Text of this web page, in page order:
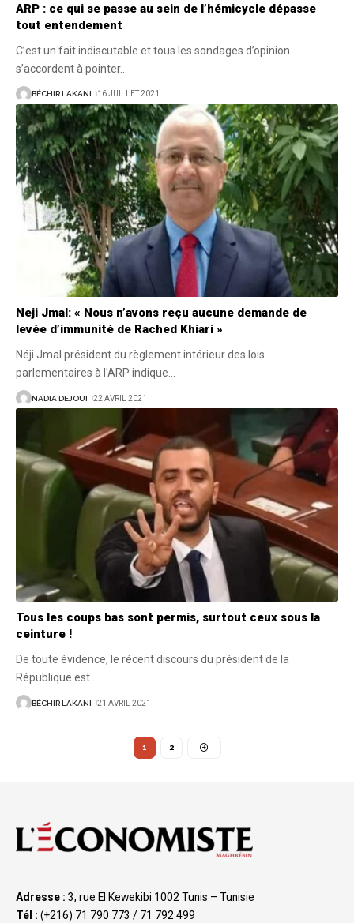
ARP : ce qui se passe au sein de l’hémicycle dépasse
tout entendement
C’est un fait indiscutable et tous les sondages d’opinion
s’accordent à pointer…
BÉCHIR LAKANI 16 JUILLET 2021
Neji Jmal: « Nous n’avons reçu aucune demande de
levée d’immunité de Rached Khiari »
Néji Jmal président du règlement intérieur des lois
parlementaires à l'ARP indique…
NADIA DEJOUI 22 AVRIL 2021
Tous les coups bas sont permis, surtout ceux sous la
ceinture !
De toute évidence, le récent discours du président de la
République est
BÉCHIR LAKANI 21 AVRIL 2021
1 2
Adresse : 3, rue El Kewekibi 1002 Tunis – Tunisie
Tél : (+216) 71 790 773 / 71 792 499